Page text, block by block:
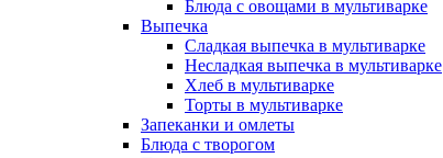
Блюда с овощами в мультиварке
Выпечка
Сладкая выпечка в мультиварке
Несладкая выпечка в мультиварке
Хлеб в мультиварке
Торты в мультиварке
Запеканки и омлеты
Блюда с творогом